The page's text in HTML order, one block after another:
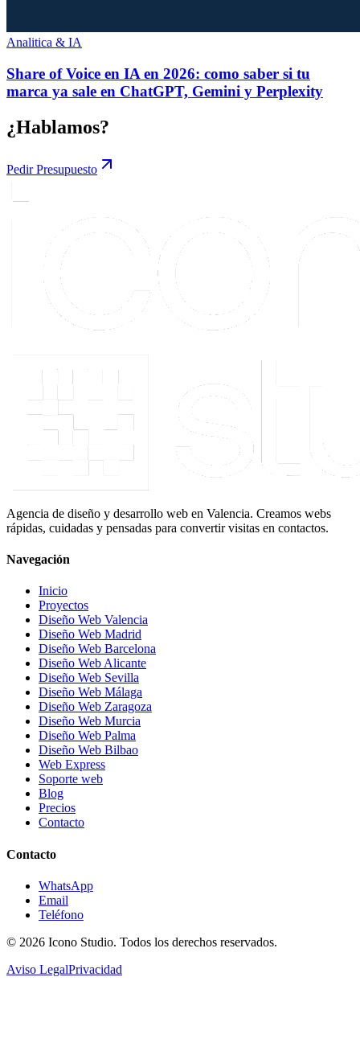
Analitica & IA
Share of Voice en IA en 2026: como saber si tu
marca ya sale en ChatGPT, Gemini y Perplexity
¿Hablamos?
Pedir Presupuesto
Agencia de diseño y desarrollo web en Valencia. Creamos webs
rápidas, cuidadas y pensadas para convertir visitas en contactos.
Navegación
Inicio
Proyectos
Diseño Web Valencia
Diseño Web Madrid
Diseño Web Barcelona
Diseño Web Alicante
Diseño Web Sevilla
Diseño Web Málaga
Diseño Web Zaragoza
Diseño Web Murcia
Diseño Web Palma
Diseño Web Bilbao
Web Express
Soporte web
Blog
Precios
Contacto
Contacto
WhatsApp
Email
Teléfono
© 2026 Icono Studio. Todos los derechos reservados.
Aviso LegalPrivacidad